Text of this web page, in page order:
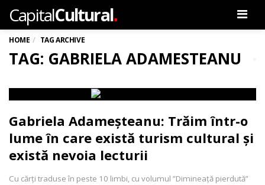
CapitalCultural.
HOME TAG ARCHIVE
TAG: GABRIELA ADAMESTEANU
Gabriela Adameșteanu: Trăim într-o
lume în care există turism cultural și
există nevoia lecturii
Cu cărți traduse în peste 10 limbi, cu volumul ”Dimineață pierdută”